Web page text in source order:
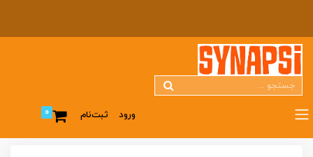
ورود ثبت‌نام 0